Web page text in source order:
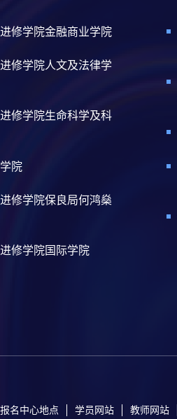
修学院金融商业学院
修学院人文及法律学
修学院生命科学及科
院
修学院保良局何鸿燊
修学院国际学院
名中心地点 学员网站 教师网站